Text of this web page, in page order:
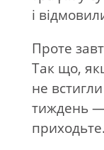
і
Проте
Так що,
не
тиждень —